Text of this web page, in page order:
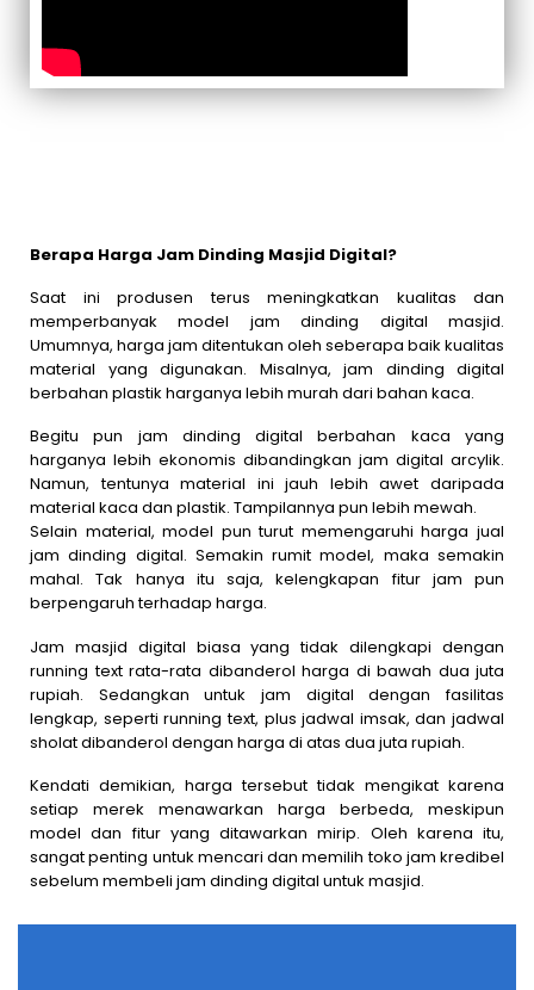
Berapa Harga Jam Dinding Masjid Digital?
Saat ini produsen terus meningkatkan kualitas dan
memperbanyak model jam dinding digital masjid.
Umumnya, harga jam ditentukan oleh seberapa baik kualitas
material yang digunakan. Misalnya, jam dinding digital
berbahan plastik harganya lebih murah dari bahan kaca.
Begitu pun jam dinding digital berbahan kaca yang
harganya lebih ekonomis dibandingkan jam digital arcylik.
Namun, tentunya material ini jauh lebih awet daripada
material kaca dan plastik. Tampilannya pun lebih mewah.
Selain material, model pun turut memengaruhi harga jual
jam dinding digital. Semakin rumit model, maka semakin
mahal. Tak hanya itu saja, kelengkapan fitur jam pun
berpengaruh terhadap harga.
Jam masjid digital biasa yang tidak dilengkapi dengan
running text rata-rata dibanderol harga di bawah dua juta
rupiah. Sedangkan untuk jam digital dengan fasilitas
lengkap, seperti running text, plus jadwal imsak, dan jadwal
sholat dibanderol dengan harga di atas dua juta rupiah.
Kendati demikian, harga tersebut tidak mengikat karena
setiap merek menawarkan harga berbeda, meskipun
model dan fitur yang ditawarkan mirip. Oleh karena itu,
sangat penting untuk mencari dan memilih toko jam kredibel
sebelum membeli jam dinding digital untuk masjid.